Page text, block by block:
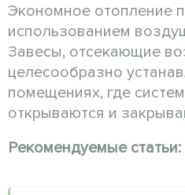
Экономное отопление
использованием
Завесы, отсекающие
целесообразно
помещениях, где
открываются и
Рекомендуемые статьи: